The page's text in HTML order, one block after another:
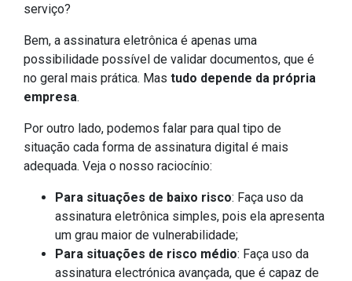
serviço?
Bem, a assinatura eletrônica é apenas uma
possibilidade possível de validar documentos, que é
no geral mais prática. Mas tudo depende da própria
empresa.
Por outro lado, podemos falar para qual tipo de
situação cada forma de assinatura digital é mais
adequada. Veja o nosso raciocínio:
Para situações de baixo risco: Faça uso da
assinatura eletrônica simples, pois ela apresenta
um grau maior de vulnerabilidade;
Para situações de risco médio: Faça uso da
assinatura electrónica avançada, que é capaz de